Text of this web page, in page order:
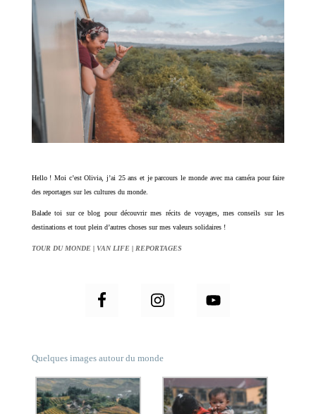
Hello ! Moi c’est Olivia, j’ai 25 ans et je parcours le monde avec ma caméra pour faire
des reportages sur les cultures du monde.
Balade toi sur ce blog pour découvrir mes récits de voyages, mes conseils sur les
destinations et tout plein d’autres choses sur mes valeurs solidaires !
TOUR DU MONDE VAN LIFE REPORTAGES
Quelques images autour du monde